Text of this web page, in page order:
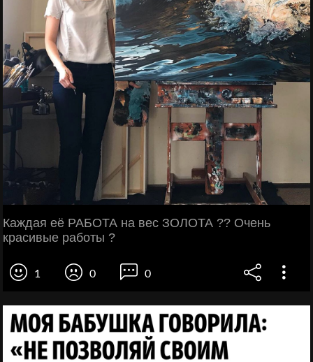
Каждая её РАБОТА на вес ЗОЛОТА ?? Очень
красивые работы ?
1 0 0